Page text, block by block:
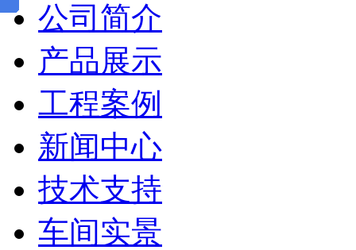
公司简介
产品展示
工程案例
新闻中心
技术支持
车间实景